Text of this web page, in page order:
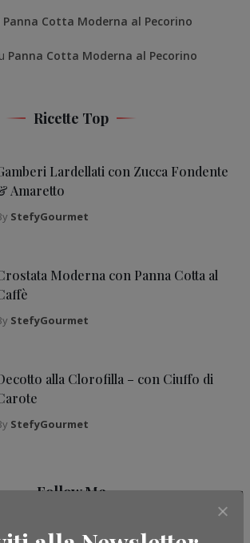
Panna Cotta Moderna al Pecorino
Panna Cotta Moderna al Pecorino
Ricette Top
Lardellati con Zucca Fondente
Amaretto
StefyGourmet
Moderna con Panna Cotta al
StefyGourmet
alla Clorofilla – con Ciuffo di
StefyGourmet
Follow Me